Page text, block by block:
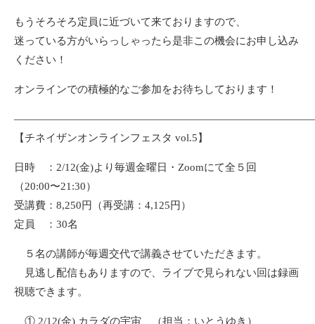
もうそろそろ定員に近づいて来ておりますので、
迷っている方がいらっしゃったら是非この機会にお申し込み
ください！
オンラインでの積極的なご参加をお待ちしております！
【チネイザンオンラインフェスタ vol.5】
日時 ：2/12(金)より毎週金曜日・Zoomにて全５回
（20:00〜21:30）
受講費：8,250円（再受講：4,125円）
定員 ：30名
５名の講師が毎週交代で講義させていただきます。
見逃し配信もありますので、ライブで見られない回は録画
視聴できます。
① 2/12(金) カラダの宇宙 （担当：いとうゆき）